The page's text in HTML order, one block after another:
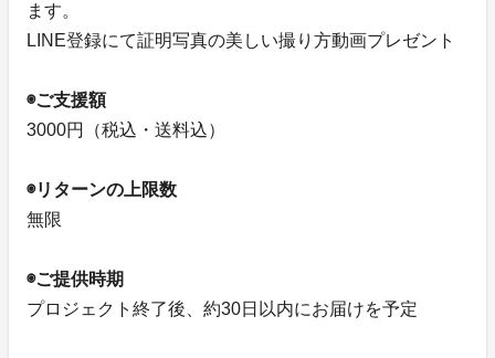
ます。
LINE登録にて証明写真の美しい撮り方動画プレゼント
◉ご支援額
3000円（税込・送料込）
◉リターンの上限数
無限
◉ご提供時期
プロジェクト終了後、約30日以内にお届けを予定